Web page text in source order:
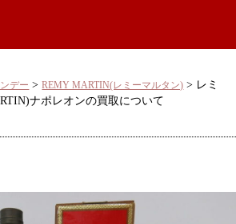
デー >REMY MARTIN(レミーマルタン) > レミ
ナポレオンの買取について